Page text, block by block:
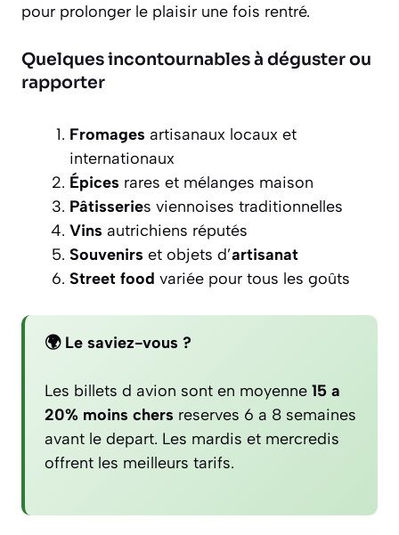
pour prolonger le plaisir une fois rentré.
Quelques incontournables à déguster ou
rapporter
Fromages artisanaux locaux et
internationaux
Épices rares et mélanges maison
Pâtisseries viennoises traditionnelles
Vins autrichiens réputés
Souvenirs et objets d’artisanat
Street food variée pour tous les goûts
🌍 Le saviez-vous ?
Les billets d avion sont en moyenne 15 a
20% moins chers reserves 6 a 8 semaines
avant le depart. Les mardis et mercredis
offrent les meilleurs tarifs.